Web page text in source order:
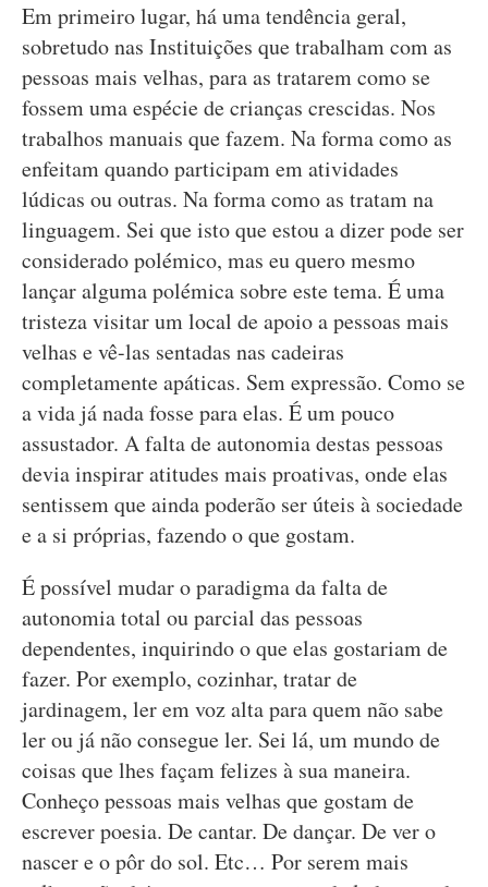
Em primeiro lugar, há uma tendência geral,
sobretudo nas Instituições que trabalham com as
pessoas mais velhas, para as tratarem como se
fossem uma espécie de crianças crescidas. Nos
trabalhos manuais que fazem. Na forma como as
enfeitam quando participam em atividades
lúdicas ou outras. Na forma como as tratam na
linguagem. Sei que isto que estou a dizer pode ser
considerado polémico, mas eu quero mesmo
lançar alguma polémica sobre este tema. É uma
tristeza visitar um local de apoio a pessoas mais
velhas e vê-las sentadas nas cadeiras
completamente apáticas. Sem expressão. Como se
a vida já nada fosse para elas. É um pouco
assustador. A falta de autonomia destas pessoas
devia inspirar atitudes mais proativas, onde elas
sentissem que ainda poderão ser úteis à sociedade
e a si próprias, fazendo o que gostam.
É possível mudar o paradigma da falta de
autonomia total ou parcial das pessoas
dependentes, inquirindo o que elas gostariam de
fazer. Por exemplo, cozinhar, tratar de
jardinagem, ler em voz alta para quem não sabe
ler ou já não consegue ler. Sei lá, um mundo de
coisas que lhes façam felizes à sua maneira.
Conheço pessoas mais velhas que gostam de
escrever poesia. De cantar. De dançar. De ver o
nascer e o pôr do sol. Etc… Por serem mais